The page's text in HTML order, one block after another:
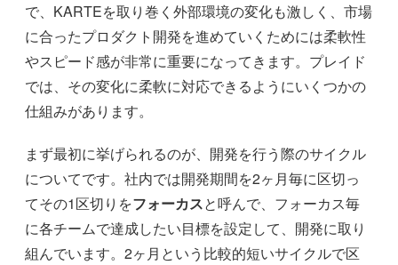
で、KARTEを取り巻く外部環境の変化も激しく、市場
に合ったプロダクト開発を進めていくためには柔軟性
やスピード感が非常に重要になってきます。プレイド
では、その変化に柔軟に対応できるようにいくつかの
仕組みがあります。
まず最初に挙げられるのが、開発を行う際のサイクル
についてです。社内では開発期間を2ヶ月毎に区切っ
てその1区切りをフォーカスと呼んで、フォーカス毎
に各チームで達成したい目標を設定して、開発に取り
組んでいます。2ヶ月という比較的短いサイクルで区